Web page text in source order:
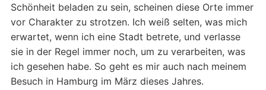
Schönheit beladen zu sein, scheinen diese Orte immer
vor Charakter zu strotzen. Ich weiß selten, was mich
erwartet, wenn ich eine Stadt betrete, und verlasse
sie in der Regel immer noch, um zu verarbeiten, was
ich gesehen habe. So geht es mir auch nach meinem
Besuch in Hamburg im März dieses Jahres.